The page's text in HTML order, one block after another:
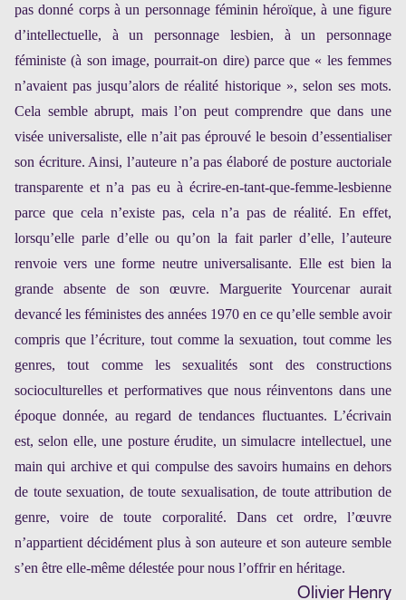
pas donné corps à un personnage féminin héroïque, à une figure
d’intellectuelle, à un personnage lesbien, à un personnage
féministe (à son image, pourrait-on dire) parce que « les femmes
n’avaient pas jusqu’alors de réalité historique », selon ses mots.
Cela semble abrupt, mais l’on peut comprendre que dans une
visée universaliste, elle n’ait pas éprouvé le besoin d’essentialiser
son écriture. Ainsi, l’auteure n’a pas élaboré de posture auctoriale
transparente et n’a pas eu à écrire-en-tant-que-femme-lesbienne
parce que cela n’existe pas, cela n’a pas de réalité. En effet,
lorsqu’elle parle d’elle ou qu’on la fait parler d’elle, l’auteure
renvoie vers une forme neutre universalisante. Elle est bien la
grande absente de son œuvre. Marguerite Yourcenar aurait
devancé les féministes des années 1970 en ce qu’elle semble avoir
compris que l’écriture, tout comme la sexuation, tout comme les
genres, tout comme les sexualités sont des constructions
socioculturelles et performatives que nous réinventons dans une
époque donnée, au regard de tendances fluctuantes. L’écrivain
est, selon elle, une posture érudite, un simulacre intellectuel, une
main qui archive et qui compulse des savoirs humains en dehors
de toute sexuation, de toute sexualisation, de toute attribution de
genre, voire de toute corporalité. Dans cet ordre, l’œuvre
n’appartient décidément plus à son auteure et son auteure semble
s’en être elle-même délestée pour nous l’offrir en héritage.
Olivier Henry